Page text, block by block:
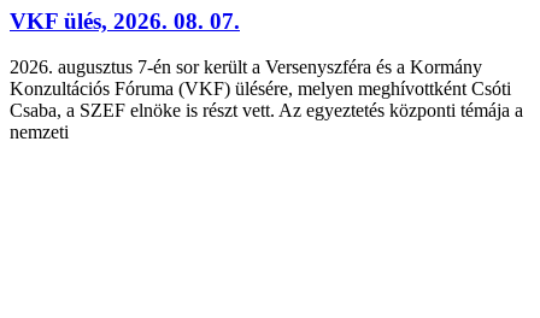
VKF ülés, 2026. 08. 07.
2026. augusztus 7-én sor került a Versenyszféra és a Kormány
Konzultációs Fóruma (VKF) ülésére, melyen meghívottként Csóti
Csaba, a SZEF elnöke is részt vett. Az egyeztetés központi témája a
nemzeti